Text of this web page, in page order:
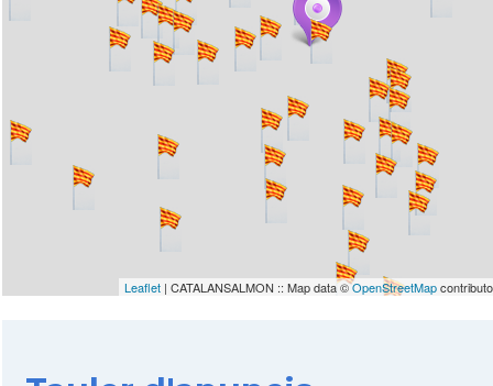
Leaflet | CATALANSALMON :: Map data ©OpenStreetMap